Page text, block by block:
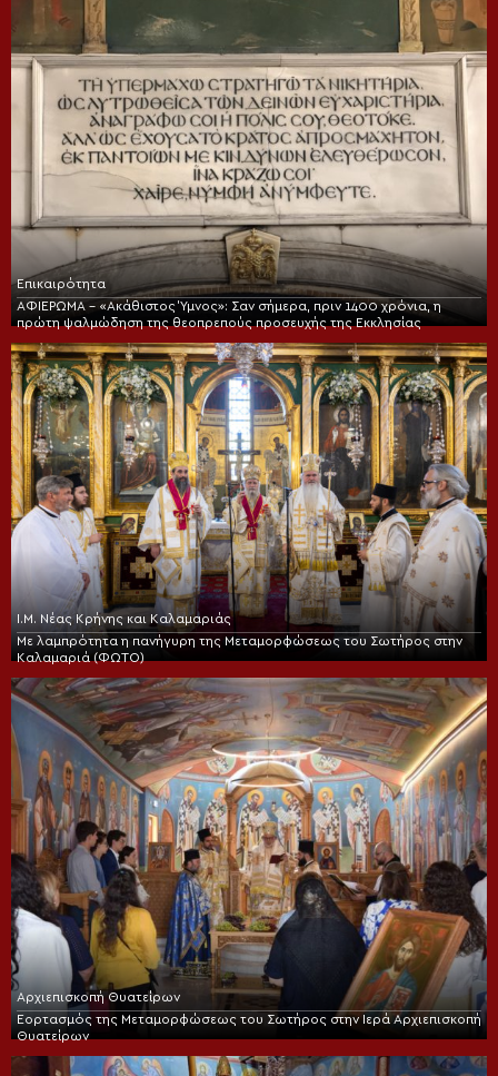
Επικαιρότητα
ΑΦΙΕΡΩΜΑ – «Ακάθιστος Ύμνος»: Σαν σήμερα, πριν 1400 χρόνια, η
πρώτη ψαλμώδηση της θεοπρεπούς προσευχής της Εκκλησίας
Ι.Μ. Νέας Κρήνης και Καλαμαριάς
Με λαμπρότητα η πανήγυρη της Μεταμορφώσεως του Σωτήρος στην
Καλαμαριά (ΦΩΤΟ)
Αρχιεπισκοπή Θυατείρων
Εορτασμός της Μεταμορφώσεως του Σωτήρος στην Ιερά Αρχιεπισκοπή
Θυατείρων